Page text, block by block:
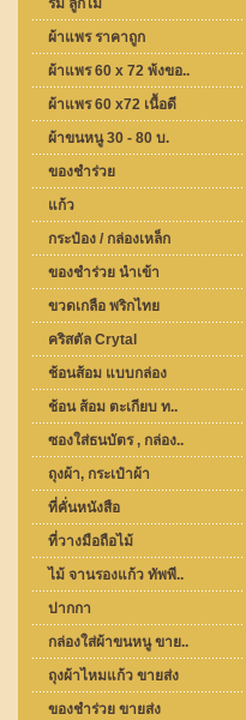
ร่ม ลูกไม้
ผ้าแพร ราคาถูก
ผ้าแพร 60 x 72 พ้งขอ..
ผ้าแพร 60 x72 เนื้อดี
ผ้าขนหนู 30 - 80 บ.
ของชำร่วย
แก้ว
กระป๋อง / กล่องเหล็ก
ของชำร่วย นำเข้า
ขวดเกลือ พริกไทย
คริสตัล Crytal
ช้อนส้อม แบบกล่อง
ช้อน ส้อม ตะเกียบ ท..
ซองใส่ธนบัตร , กล่อง..
ถุงผ้า, กระเป๋าผ้า
ที่คั่นหนังสือ
ที่วางมือถือไม้
ไม้ จานรองแก้ว ทัพพี..
ปากกา
กล่องใส่ผ้าขนหนู ขาย..
ถุงผ้าไหมแก้ว ขายส่ง
ของชำร่วย ขายส่ง